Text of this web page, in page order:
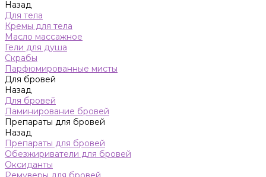
Назад
Для тела
Кремы для тела
Масло массажное
Гели для душа
Скрабы
Парфюмированные мисты
Для бровей
Назад
Для бровей
Ламинирование бровей
Препараты для бровей
Назад
Препараты для бровей
Обезжириватели для бровей
Оксиданты